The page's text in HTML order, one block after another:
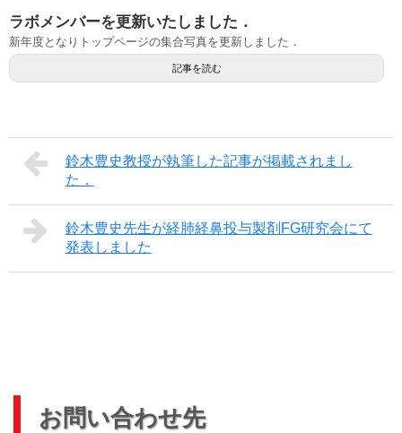
ラボメンバーを更新いたしました．
新年度となりトップページの集合写真を更新しました．
記事を読む
鈴木豊史教授が執筆した記事が掲載されまし
た．
鈴木豊史先生が経肺経鼻投与製剤FG研究会にて
発表しました
お問い合わせ先